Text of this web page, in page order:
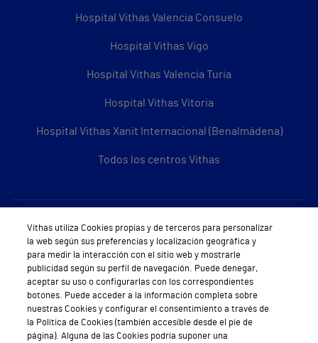
Hospital Vithas Valencia Consuelo
Hospital Vithas Vigo
Hospital Vithas Valencia Turia
Hospital Vithas Vitoria
Hospital Vithas Xanit Internacional (Benalmádena)
Todos los centros Vithas
Sobre Vithas
Quiénes somos
Trabajar en Vithas
Teléfono Cita Médica
Teléfono Atención al Cliente
Vithas utiliza Cookies propias y de terceros para personalizar
la web según sus preferencias y localización geográfica y
para medir la interacción con el sitio web y mostrarle
publicidad según su perfil de navegación. Puede denegar,
aceptar su uso o configurarlas con los correspondientes
botones. Puede acceder a la información completa sobre
nuestras Cookies y configurar el consentimiento a través de
la Política de Cookies (también accesible desde el pie de
página). Alguna de las Cookies podría suponer una